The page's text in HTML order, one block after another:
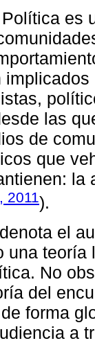
es
las
de
que
2011).
el
una
No
del
forma
a